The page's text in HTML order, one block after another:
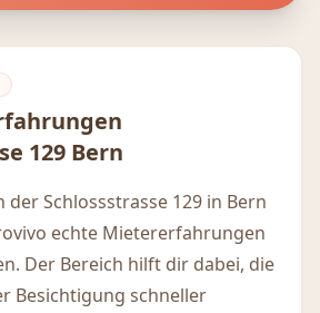
129 Bern
der Schlossstrasse 129 in Bern
echte Mietererfahrungen
Der Bereich hilft dir dabei, die
Besichtigung schneller